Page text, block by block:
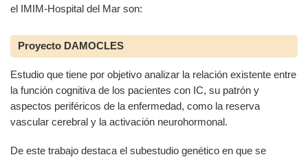
el IMIM-Hospital del Mar son:
Proyecto DAMOCLES
Estudio que tiene por objetivo analizar la relación existente entre
la función cognitiva de los pacientes con IC, su patrón y
aspectos periféricos de la enfermedad, como la reserva
vascular cerebral y la activación neurohormonal.
De este trabajo destaca el subestudio genético en que se